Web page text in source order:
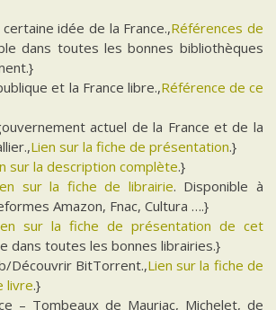
idée de la France.,Références de
dans toutes les bonnes bibliothèques
et la France libre.,Référence de ce
actuel de la France et de la
Lien sur la fiche de présentation.}
sur la description complète.}
sur la fiche de librairie. Disponible à
Amazon, Fnac, Cultura ….}
sur la fiche de présentation de cet
dans toutes les bonnes librairies.}
Découvrir BitTorrent.,Lien sur la fiche de
livre.}
– Tombeaux de Mauriac, Michelet, de